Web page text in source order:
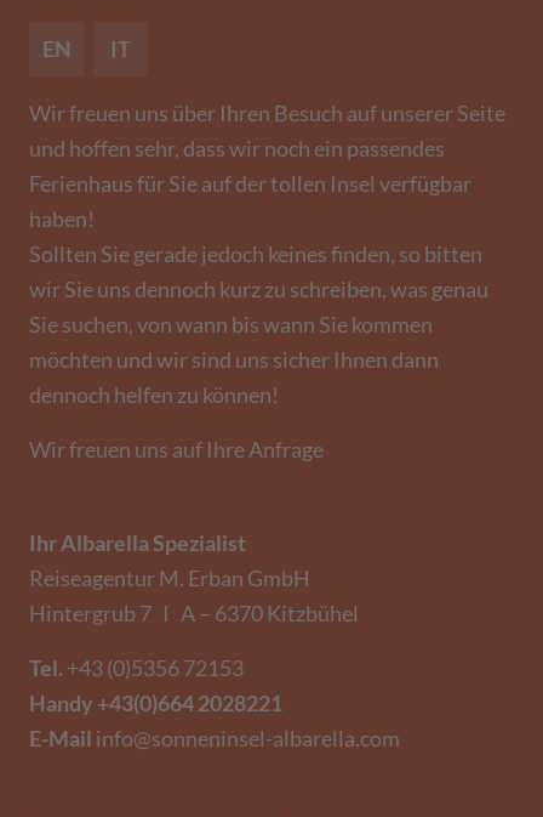
EN IT
Wir freuen uns über Ihren Besuch auf unserer Seite
und hoffen sehr, dass wir noch ein passendes
Ferienhaus für Sie auf der tollen Insel verfügbar
haben!
Sollten Sie gerade jedoch keines finden, so bitten
wir Sie uns dennoch kurz zu schreiben, was genau
Sie suchen, von wann bis wann Sie kommen
möchten und wir sind uns sicher Ihnen dann
dennoch helfen zu können!
Wir freuen uns auf Ihre Anfrage
Ihr Albarella Spezialist
Reiseagentur M. Erban GmbH
Hintergrub 7 I A – 6370 Kitzbühel
Tel. +43 (0)5356 72153
Handy +43(0)664 2028221
E-Mail info@sonneninsel-albarella.com